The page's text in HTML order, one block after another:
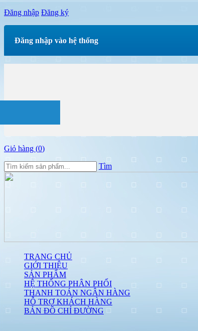
Đăng nhập Đăng ký
Đăng nhập vào hệ thống
Giỏ hàng (0)
Tìm
TRANG CHỦ
GIỚI THIỆU
SẢN PHẨM
HỆ THỐNG PHÂN PHỐI
THANH TOÁN NGÂN HÀNG
HỖ TRỢ KHÁCH HÀNG
BẢN ĐỒ CHỈ ĐƯỜNG